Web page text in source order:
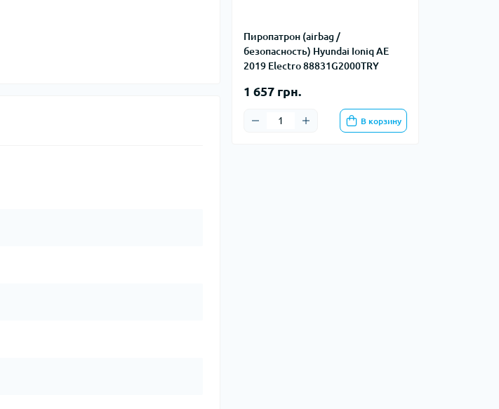
Пиропатрон (airbag /
безопасность) Hyundai Ioniq AE
2019 Electro 88831G2000TRY
1 657 грн.
В корзину